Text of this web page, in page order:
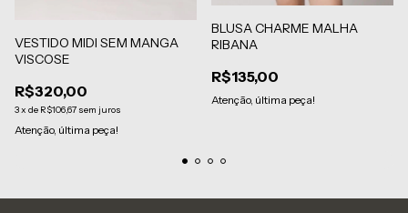
VESTIDO MIDI SEM MANGA
VISCOSE
R$320,00
3x de R$106,67 sem juros
Atenção, última peça!
BLUSA CHARME MALHA
RIBANA
R$135,00
Atenção, última peça!